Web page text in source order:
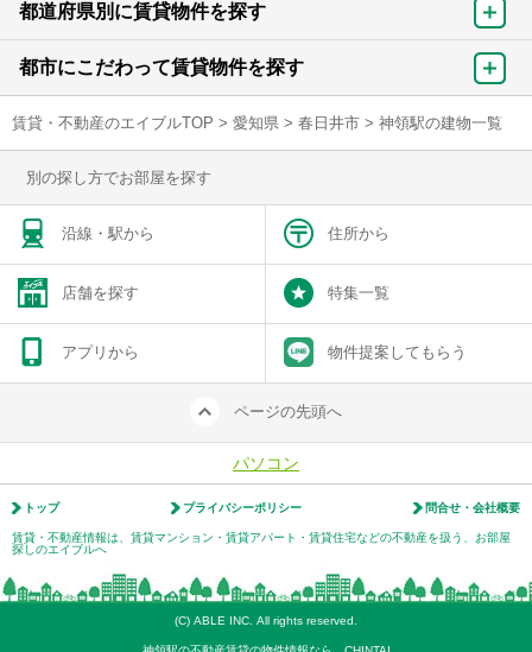
都道府県別に賃貸物件を探す
都市にこだわって賃貸物件を探す
賃貸・不動産のエイブルTOP > 愛知県 > 春日井市 > 神領駅の建物一覧
別の探し方でお部屋を探す
沿線・駅から 住所から
店舗を探す 特集一覧
アプリから 物件提案してもらう
ページの先頭へ
パソコン
トップ プライバシーポリシー 問合せ・会社概要
賃貸・不動産情報は、賃貸マンション・賃貸アパート・賃貸住宅などの不動産を扱う、お部屋
探しのエイブルへ
(C) ABLE INC. All rights reserved.